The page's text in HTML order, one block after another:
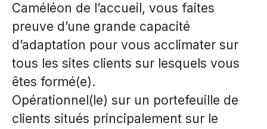
Caméléon de l’accueil, vous faites
preuve d’une grande capacité
d’adaptation pour vous acclimater sur
tous les sites clients sur lesquels vous
êtes formé(e).
Opérationnel(le) sur un portefeuille de
clients situés principalement sur le